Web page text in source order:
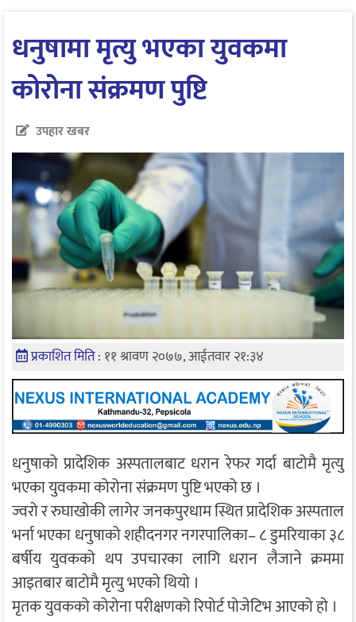
धनुषामा मृत्यु भएका युवकमा
कोरोना संक्रमण पुष्टि
उपहार खबर
प्रकाशित मिति : ११ श्रावण २०७७, आईतवार २१:३४
धनुषाको प्रादेशिक अस्पतालबाट धरान रेफर गर्दा बाटोमै मृत्यु
भएका युवकमा कोरोना संक्रमण पुष्टि भएको छ ।
ज्वरो र रुघाखोकी लागेर जनकपुरधाम स्थित प्रादेशिक अस्पताल
भर्ना भएका धनुषाको शहीदनगर नगरपालिका– ८ डुमरियाका ३८
बर्षीय युवकको थप उपचारका लागि धरान लैजाने क्रममा
आइतबार बाटोमै मृत्यु भएको थियो ।
मृतक युवकको कोरोना परीक्षणको रिपोर्ट पोजेटिभ आएको हो ।